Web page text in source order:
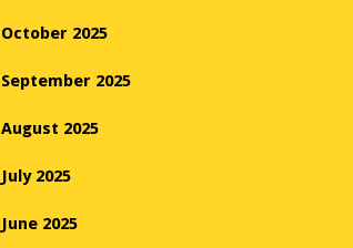
October 2025
September 2025
August 2025
July 2025
June 2025